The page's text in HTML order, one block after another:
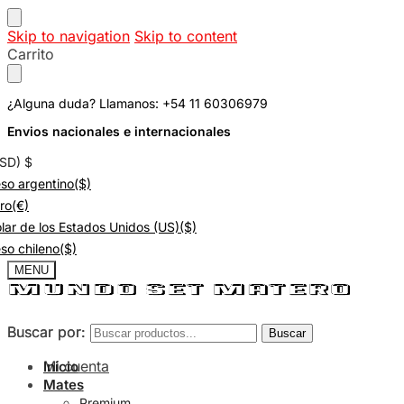
Skip to navigation Skip to content
Carrito
¿Alguna duda? Llamanos: +54 11 60306979
Envios nacionales e internacionales
$
argentino($)
(€)
de los Estados Unidos (US)($)
chileno($)
MENU
Buscar por: Buscar
Mi cuenta
Buscar por: Buscar
Inicio
Mates